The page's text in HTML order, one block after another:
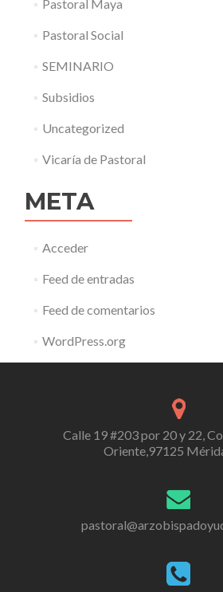
Pastoral Maya
Pastoral Social
SEMINARIO
Subsidios
Uncategorized
Vicaría de Pastoral
META
Acceder
Feed de entradas
Feed de comentarios
WordPress.org
Calle 19 #203 por 20 y 22,
Oriente,97125